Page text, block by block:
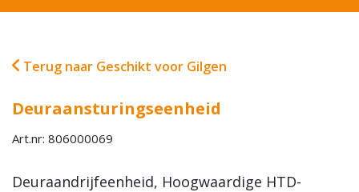
Terug naar Geschikt voor Gilgen
Deuraansturingseenheid
Art.nr: 806000069
Deuraandrijfeenheid, Hoogwaardige HTD-